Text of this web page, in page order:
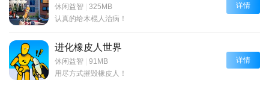
休闲益智 | 325MB
认真的给木棍人治病！
详情
进化橡皮人世界
休闲益智 | 91MB
用尽方式摧毁橡皮人！
详情